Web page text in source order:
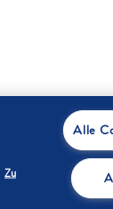
Zu
Alle